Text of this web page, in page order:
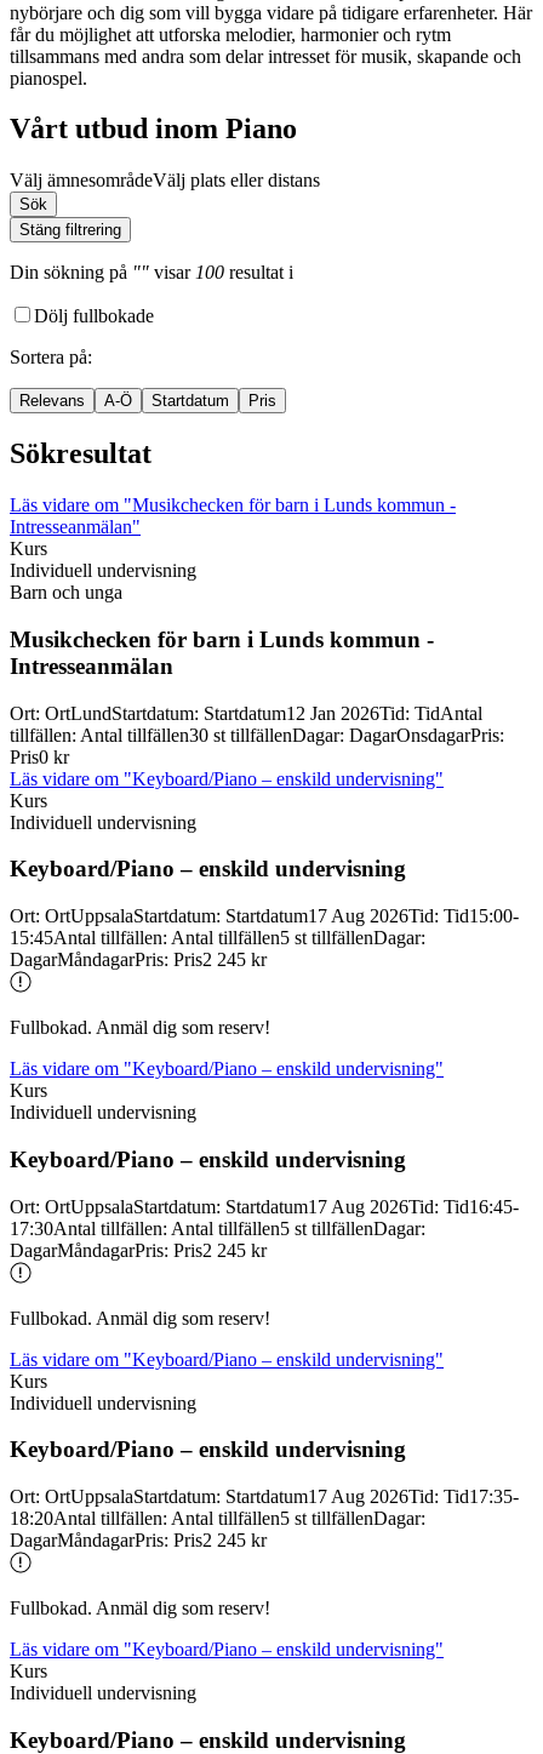
nybörjare och dig som vill bygga vidare på tidigare erfarenheter. Här
får du möjlighet att utforska melodier, harmonier och rytm
tillsammans med andra som delar intresset för musik, skapande och
pianospel.
Vårt utbud inom Piano
Välj ämnesområdeVälj plats eller distans
Sök
Stäng filtrering
Din sökning på "" visar 100 resultat i
Dölj fullbokade
Sortera på:
Relevans A-Ö Startdatum Pris
Sökresultat
Läs vidare om "Musikchecken för barn i Lunds kommun -
Intresseanmälan"
Kurs
Individuell undervisning
Barn och unga
Musikchecken för barn i Lunds kommun -
Intresseanmälan
Ort: OrtLundStartdatum: Startdatum12 Jan 2026Tid: TidAntal
tillfällen: Antal tillfällen30 st tillfällenDagar: DagarOnsdagarPris:
Pris0 kr
Läs vidare om "Keyboard/Piano – enskild undervisning"
Kurs
Individuell undervisning
Keyboard/Piano – enskild undervisning
Ort: OrtUppsalaStartdatum: Startdatum17 Aug 2026Tid: Tid15:00-
15:45Antal tillfällen: Antal tillfällen5 st tillfällenDagar:
DagarMåndagarPris: Pris2 245 kr
Fullbokad. Anmäl dig som reserv!
Läs vidare om "Keyboard/Piano – enskild undervisning"
Kurs
Individuell undervisning
Keyboard/Piano – enskild undervisning
Ort: OrtUppsalaStartdatum: Startdatum17 Aug 2026Tid: Tid16:45-
17:30Antal tillfällen: Antal tillfällen5 st tillfällenDagar:
DagarMåndagarPris: Pris2 245 kr
Fullbokad. Anmäl dig som reserv!
Läs vidare om "Keyboard/Piano – enskild undervisning"
Kurs
Individuell undervisning
Keyboard/Piano – enskild undervisning
Ort: OrtUppsalaStartdatum: Startdatum17 Aug 2026Tid: Tid17:35-
18:20Antal tillfällen: Antal tillfällen5 st tillfällenDagar:
DagarMåndagarPris: Pris2 245 kr
Fullbokad. Anmäl dig som reserv!
Läs vidare om "Keyboard/Piano – enskild undervisning"
Kurs
Individuell undervisning
Keyboard/Piano – enskild undervisning